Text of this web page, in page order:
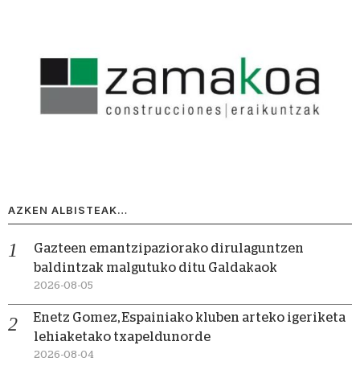
AZKEN ALBISTEAK…
Gazteen emantzipaziorako dirulaguntzen
baldintzak malgutuko ditu Galdakaok
2026-08-05
Enetz Gomez, Espainiako kluben arteko igeriketa
lehiaketako txapeldunorde
2026-08-04